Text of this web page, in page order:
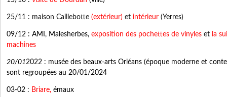
25/11 : maison Caillebotte (extérieur) et intérieur (Yerres)
09/12 : AMI, Malesherbes, exposition des pochettes de vinyles et la
machines
20/012022 : musée des beaux-arts Orléans (époque moderne et
sont regroupées au 20/01/2024
03-02 : Briare, émaux